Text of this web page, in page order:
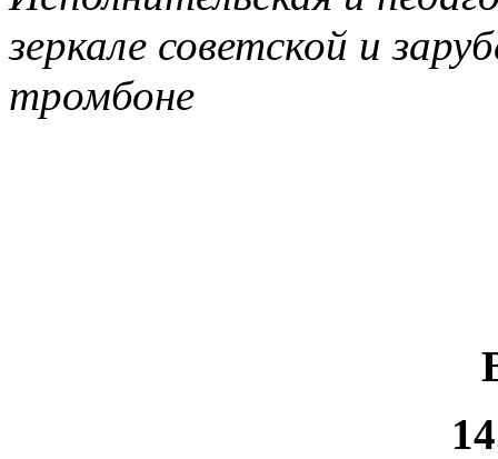
зеркале советской и
тромбоне